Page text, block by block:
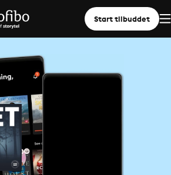
Start tilbuddet